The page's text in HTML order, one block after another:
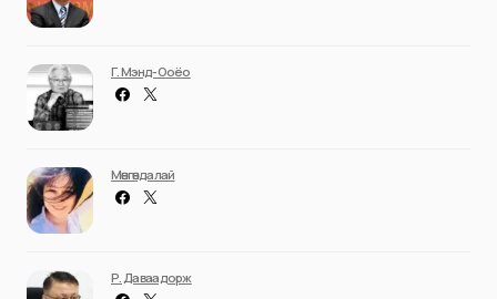
Г. Мэнд-Ооёо
Мөнгөндалай
Р. Даваадорж